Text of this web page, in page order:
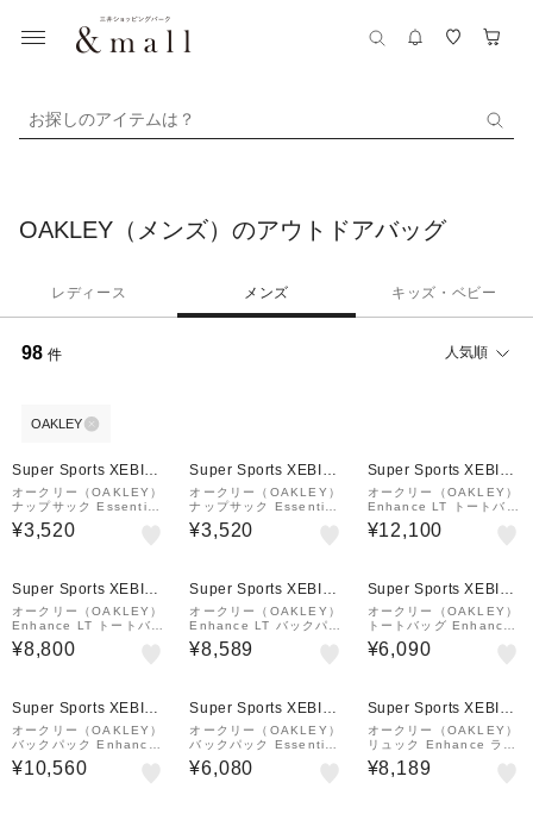
お探しのアイテムは？
OAKLEY（メンズ）のアウトドアバッグ
レディース メンズ キッズ・ベビー
98 件 人気順
OAKLEY
Super Sports XEBIO
&mall店
オークリー（OAKLEY）
ナップサック Essential
Code Pack Large Fw
FOS902504-02E
¥3,520
Super Sports XEBIO
&mall店
オークリー（OAKLEY）
ナップサック Essential
Code Pack Large Fw
FOS902504-00G
¥3,520
Super Sports XEBIO
&mall店
オークリー（OAKLEY）
Enhance LT トートバッ
グ Large Fw FOS9025
03-022
¥12,100
Super Sports XEBIO
&mall店
オークリー（OAKLEY）
Enhance LT トートバッ
グ 9.0 FOS901984-76
0
¥8,800
Super Sports XEBIO
&mall店
オークリー（OAKLEY）
Enhance LT バックパッ
ク L 9.0 Fw 35L 黒 35
L FOS902149-062 ボ
¥8,589
Super Sports XEBIO
&mall店
オークリー（OAKLEY）
トートバッグ Enhance
LT Tote 9.0 黒 26L FO
S901984-062 トート
¥6,090
Super Sports XEBIO
&mall店
オークリー（OAKLEY）
バックパック Enhance
40L FOS901980-081
XL 9.0 大容量
¥10,560
Super Sports XEBIO
&mall店
オークリー（OAKLEY）
バックパック Essential
Day Pack M 9.0 黒 28
L FOS901982-081 リ
¥6,080
Super Sports XEBIO
&mall店
オークリー（OAKLEY）
リュック Enhance ライ
ト バックパック XL 8.0
FW 黒×白 FOS901841-
¥8,189